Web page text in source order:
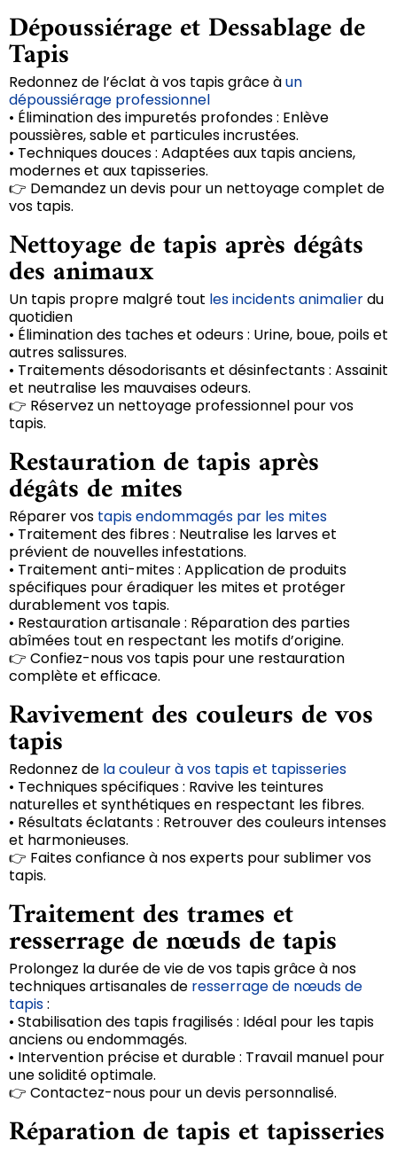
Dépoussiérage et Dessablage de
Tapis
Redonnez de l’éclat à vos tapis grâce àun
dépoussiérage professionnel
• Élimination des impuretés profondes : Enlève
poussières, sable et particules incrustées.
• Techniques douces : Adaptées aux tapis anciens,
modernes et aux tapisseries.
👉 Demandez un devis pour un nettoyage complet de
vos tapis.
Nettoyage de tapis après dégâts
des animaux
Un tapis propre malgré tout les incidents animalierdu
quotidien
• Élimination des taches et odeurs : Urine, boue, poils et
autres salissures.
• Traitements désodorisants et désinfectants : Assainit
et neutralise les mauvaises odeurs.
👉 Réservez un nettoyage professionnel pour vos
tapis.
Restauration de tapis après
dégâts de mites
Réparer vos tapis endommagés par les mites
• Traitement des fibres : Neutralise les larves et
prévient de nouvelles infestations.
• Traitement anti-mites : Application de produits
spécifiques pour éradiquer les mites et protéger
durablement vos tapis.
• Restauration artisanale : Réparation des parties
abîmées tout en respectant les motifs d’origine.
👉 Confiez-nous vos tapis pour une restauration
complète et efficace.
Ravivement des couleurs de vos
tapis
Redonnez de la couleur à vos tapis et tapisseries
• Techniques spécifiques : Ravive les teintures
naturelles et synthétiques en respectant les fibres.
• Résultats éclatants : Retrouver des couleurs intenses
et harmonieuses.
👉 Faites confiance à nos experts pour sublimer vos
tapis.
Traitement des trames et
resserrage de nœuds de tapis
Prolongez la durée de vie de vos tapis grâce à nos
techniques artisanales de resserrage de nœuds de
tapis:
• Stabilisation des tapis fragilisés : Idéal pour les tapis
anciens ou endommagés.
• Intervention précise et durable : Travail manuel pour
une solidité optimale.
👉 Contactez-nous pour un devis personnalisé.
Réparation de tapis et tapisseries